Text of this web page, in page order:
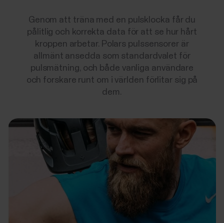
Genom att träna med en pulsklocka får du
pålitlig och korrekta data för att se hur hårt
kroppen arbetar. Polars pulssensorer är
allmänt ansedda som standardvalet för
pulsmätning, och både vanliga användare
och forskare runt om i världen förlitar sig på
dem.